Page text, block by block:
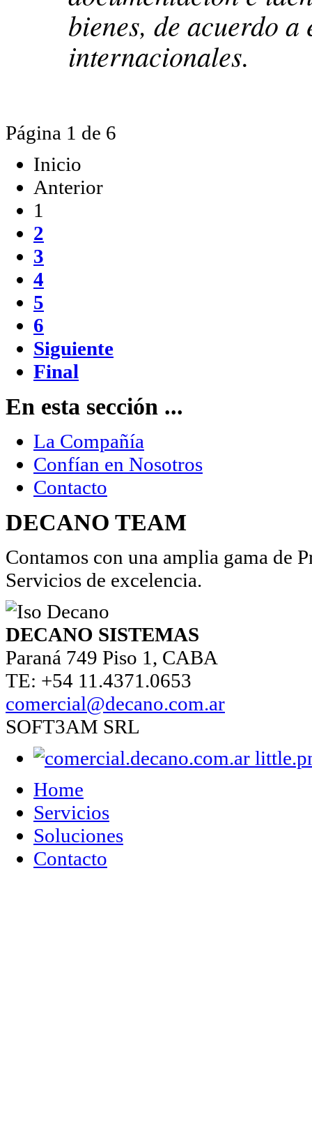
bienes, de acuerdo a
internacionales.
Página 1 de 6
Inicio
Anterior
1
2
3
4
5
6
Siguiente
Final
En esta sección ...
La Compañía
Confían en Nosotros
Contacto
DECANO TEAM
Contamos con una amplia gama de
Servicios de excelencia.
DECANO SISTEMAS
Paraná 749 Piso 1, CABA
TE: +54 11.4371.0653
comercial@decano.com.ar
SOFT3AM SRL
Home
Servicios
Soluciones
Contacto